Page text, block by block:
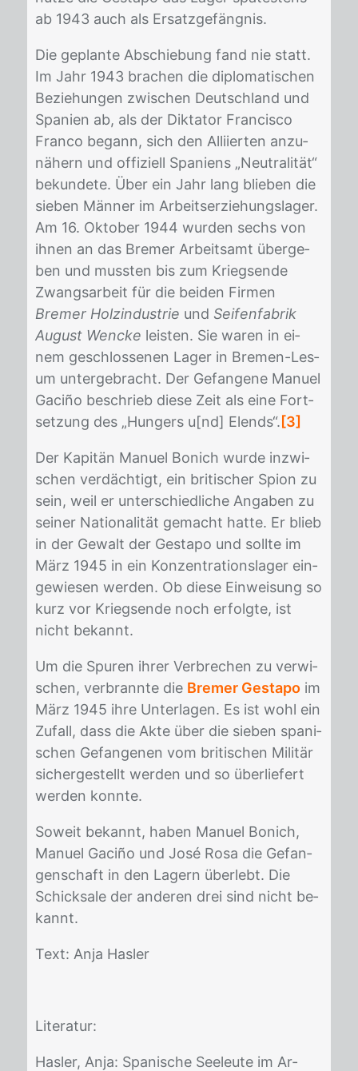
ab 1943 auch als Er­satz­ge­fäng­nis.
Die ge­plan­te Ab­schie­bung fand nie statt.
Im Jahr 1943 bra­chen die di­plo­ma­ti­schen
Be­zie­hun­gen zwi­schen Deutsch­land und
Spa­ni­en ab, als der Dik­ta­tor Fran­cis­co
Fran­co be­gann, sich den Al­li­ier­ten an­zu­
nä­hern und of­fi­zi­ell Spa­ni­ens „Neu­tra­li­tät“
be­kun­de­te. Über ein Jahr lang blie­ben die
sie­ben Män­ner im Ar­beits­er­zie­hungs­la­ger.
Am 16. Ok­to­ber 1944 wur­den sechs von
ih­nen an das Bre­mer Ar­beits­amt über­ge­
ben und muss­ten bis zum Kriegs­en­de
Zwangs­ar­beit für die bei­den Fir­men
Bremer Holzindustrie und Seifenfabrik
August Wencke leis­ten. Sie wa­ren in ei­
nem ge­schlos­se­nen La­ger in Bre­men-Les­
um un­ter­ge­bracht. Der Ge­fan­ge­ne Ma­nu­el
Ga­ciño be­schrieb die­se Zeit als eine Fort­
set­zung des „Hun­gers u[nd] Elends“.[3]
Der Ka­pi­tän Ma­nu­el Bo­nich wur­de in­zwi­
schen ver­däch­tigt, ein bri­ti­scher Spi­on zu
sein, weil er un­ter­schied­li­che An­ga­ben zu
sei­ner Na­tio­na­li­tät ge­macht hat­te. Er blieb
in der Ge­walt der Ge­sta­po und soll­te im
März 1945 in ein Kon­zen­tra­ti­ons­la­ger ein­
ge­wie­sen wer­den. Ob die­se Ein­wei­sung so
kurz vor Kriegs­en­de noch er­folg­te, ist
nicht be­kannt.
Um die Spu­ren ih­rer Ver­bre­chen zu ver­wi­
schen, ver­brann­te die Bremer Gestapo im
März 1945 ihre Un­ter­la­gen. Es ist wohl ein
Zu­fall, dass die Akte über die sie­ben spa­ni­
schen Ge­fan­ge­nen vom bri­ti­schen Mi­li­tär
si­cher­ge­stellt wer­den und so über­lie­fert
wer­den konn­te.
So­weit be­kannt, ha­ben Ma­nu­el Bo­nich,
Ma­nu­el Ga­ciño und José Rosa die Ge­fan­
gen­schaft in den La­gern über­lebt. Die
Schick­sa­le der an­de­ren drei sind nicht be­
kannt.
Text: Anja Has­ler
Li­te­ra­tur:
Has­ler, Anja: Spa­ni­sche See­leu­te im Ar­